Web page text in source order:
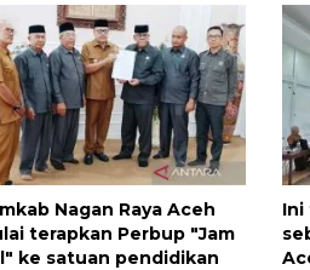
Nagan Raya Aceh
terapkan Perbup "Jam
ke satuan pendidikan
Ini
jalanan
2026-08-05